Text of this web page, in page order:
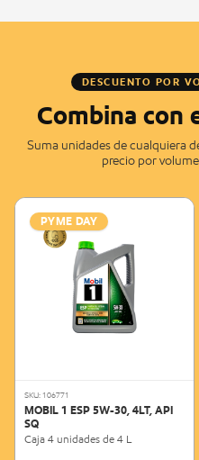
DESCUENTO POR
Combina con
Suma unidades de cualquiera
precio por
PYME DAY
SKU: 106771
MOBIL 1 ESP 5W-30, 4LT, API
SQ
Caja 4 unidades de 4 L